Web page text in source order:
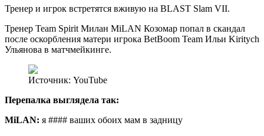
Тренер и игрок встретятся вживую на BLAST Slam VII.
Тренер Team Spirit Милан MiLAN Козомар попал в скандал
после оскорбления матери игрока BetBoom Team Ильи Kiritych
Ульянова в матчмейкинге.
Источник: YouTube
Перепалка выглядела так:
MiLAN: я #### ваших обоих мам в задницу